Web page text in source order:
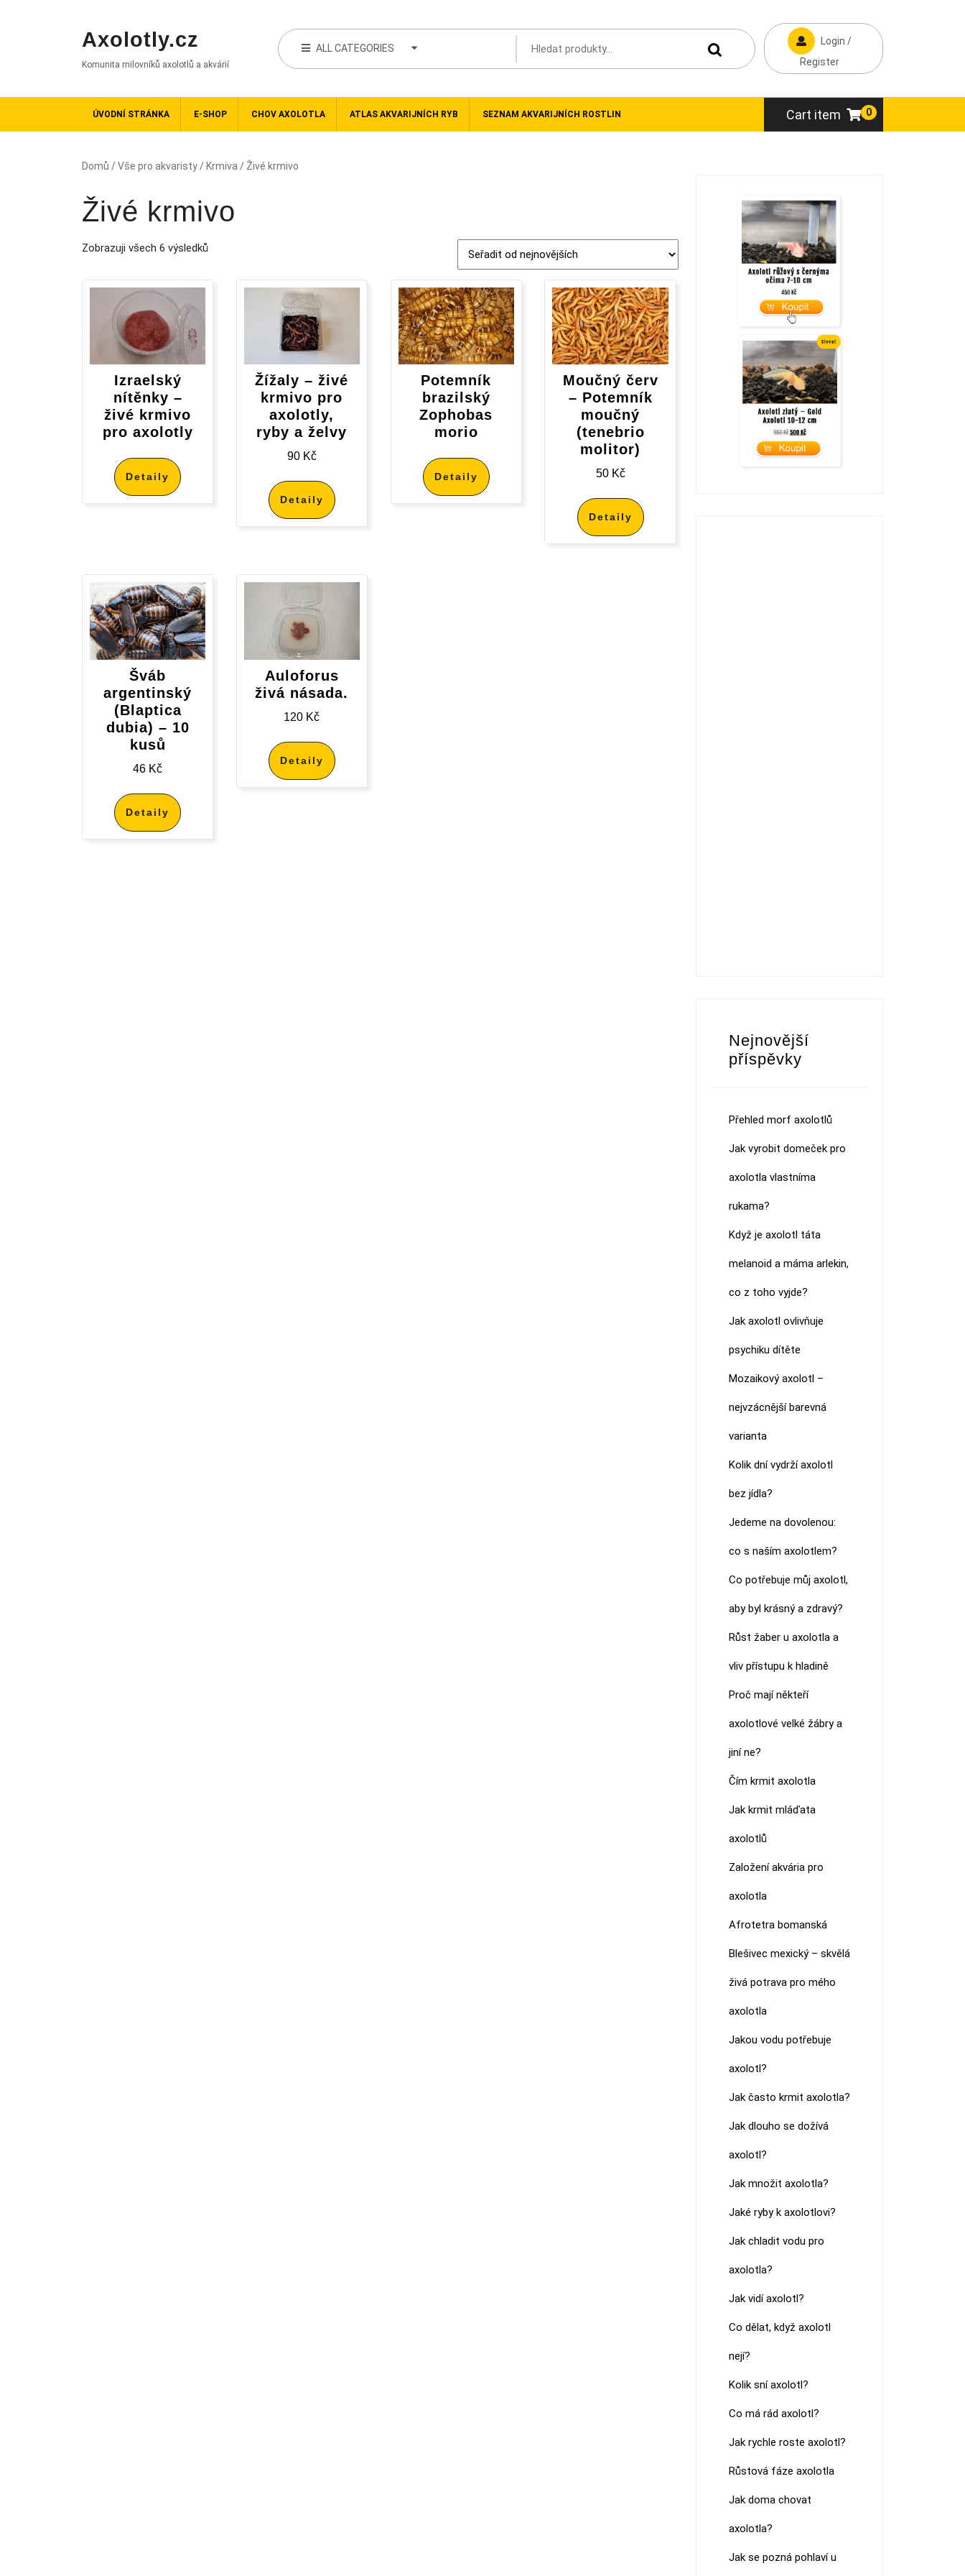
Axolotly.cz
Komunita milovníků axolotlů a akvárií
ALL CATEGORIES
Login /
Register
ÚVODNÍ STRÁNKA E-SHOP CHOV AXOLOTLA ATLAS AKVARIJNÍCH RYB SEZNAM AKVARIJNÍCH ROSTLIN Cart item 0
Domů /Vše pro akvaristy / Krmiva / Živé krmivo
Živé krmivo
Zobrazuji všech 6 výsledků
Izraelský
nítěnky –
živé krmivo
pro axolotly
Detaily
Žížaly – živé
krmivo pro
axolotly,
ryby a želvy
90 Kč
Detaily
Potemník
brazilský
Zophobas
morio
Detaily
Moučný červ
– Potemník
moučný
(tenebrio
molitor)
50 Kč
Detaily
Šváb
argentinský
(Blaptica
dubia) – 10
kusů
46 Kč
Detaily
Auloforus
živá násada.
120 Kč
Detaily
Nejnovější
příspěvky
Přehled morf axolotlů
Jak vyrobit domeček pro
axolotla vlastníma
rukama?
Když je axolotl táta
melanoid a máma arlekin,
co z toho vyjde?
Jak axolotl ovlivňuje
psychiku dítěte
Mozaikový axolotl –
nejvzácnější barevná
varianta
Kolik dní vydrží axolotl
bez jídla?
Jedeme na dovolenou:
co s naším axolotlem?
Co potřebuje můj axolotl,
aby byl krásný a zdravý?
Růst žaber u axolotla a
vliv přístupu k hladině
Proč mají někteří
axolotlové velké žábry a
jiní ne?
Čím krmit axolotla
Jak krmit mláďata
axolotlů
Založení akvária pro
axolotla
Afrotetra bomanská
Blešivec mexický – skvělá
živá potrava pro mého
axolotla
Jakou vodu potřebuje
axolotl?
Jak často krmit axolotla?
Jak dlouho se dožívá
axolotl?
Jak množit axolotla?
Jaké ryby k axolotlovi?
Jak chladit vodu pro
axolotla?
Jak vidí axolotl?
Co dělat, když axolotl
nejí?
Kolik sní axolotl?
Co má rád axolotl?
Jak rychle roste axolotl?
Růstová fáze axolotla
Jak doma chovat
axolotla?
Jak se pozná pohlaví u